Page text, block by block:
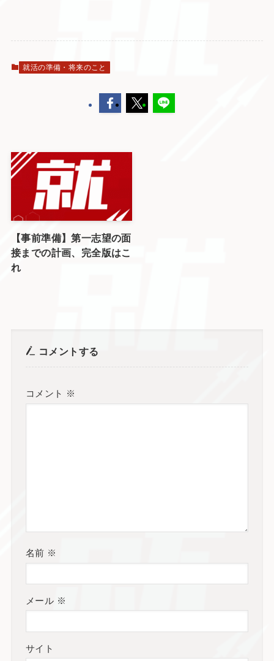
就活の準備・将来のこと
【事前準備】第一志望の面
接までの計画、完全版はこ
れ
コメントする
コメント ※
名前 ※
メール ※
サイト